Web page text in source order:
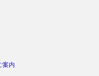
案内